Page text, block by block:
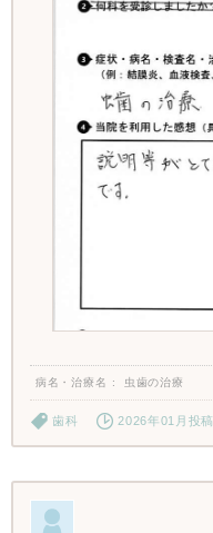
病名・治療名 虫歯の治療
歯科 2026年01月投稿